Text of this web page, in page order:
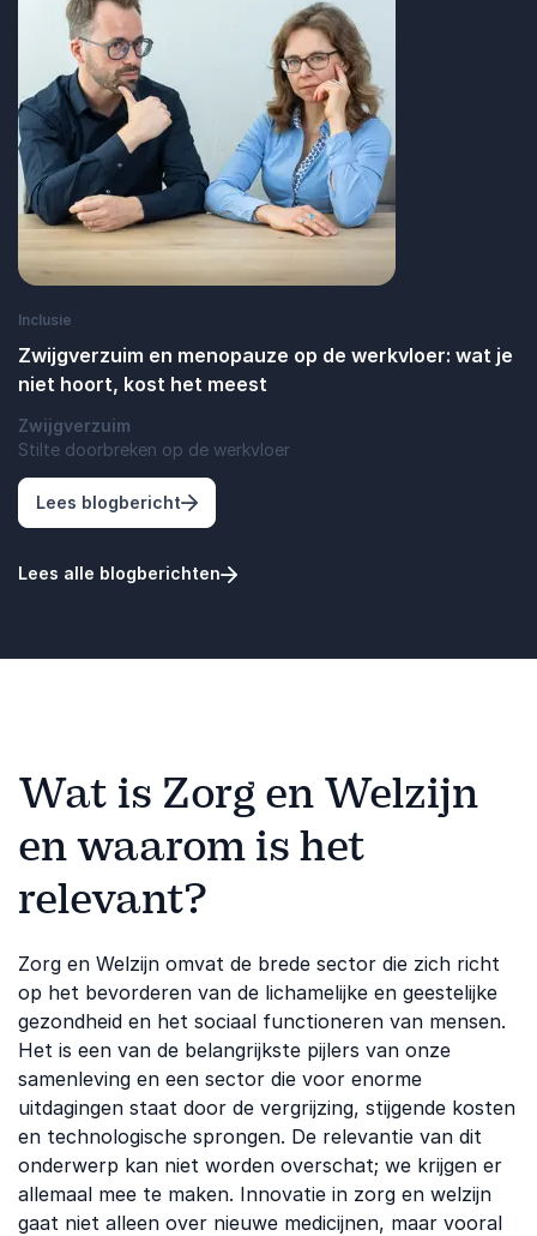
Inclusie
Zwijgverzuim en menopauze op de werkvloer: wat je
niet hoort, kost het meest
Zwijgverzuim
Stilte doorbreken op de werkvloer
Lees blogbericht: Zwijgverzuim en menopauze op de
Lees alle blogberichten
Wat is Zorg en Welzijn
en waarom is het
relevant?
Zorg en Welzijn omvat de brede sector die zich richt
op het bevorderen van de lichamelijke en geestelijke
gezondheid en het sociaal functioneren van mensen.
Het is een van de belangrijkste pijlers van onze
samenleving en een sector die voor enorme
uitdagingen staat door de vergrijzing, stijgende kosten
en technologische sprongen. De relevantie van dit
onderwerp kan niet worden overschat; we krijgen er
allemaal mee te maken. Innovatie in zorg en welzijn
gaat niet alleen over nieuwe medicijnen, maar vooral